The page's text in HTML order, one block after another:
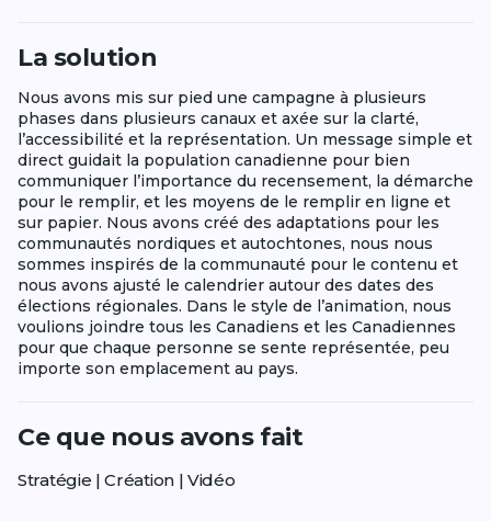
La solution
Nous avons mis sur pied une campagne à plusieurs
phases dans plusieurs canaux et axée sur la clarté,
l’accessibilité et la représentation. Un message simple et
direct guidait la population canadienne pour bien
communiquer l’importance du recensement, la démarche
pour le remplir, et les moyens de le remplir en ligne et
sur papier. Nous avons créé des adaptations pour les
communautés nordiques et autochtones, nous nous
sommes inspirés de la communauté pour le contenu et
nous avons ajusté le calendrier autour des dates des
élections régionales. Dans le style de l’animation, nous
voulions joindre tous les Canadiens et les Canadiennes
pour que chaque personne se sente représentée, peu
importe son emplacement au pays.
Ce que nous avons fait
Stratégie | Création | Vidéo